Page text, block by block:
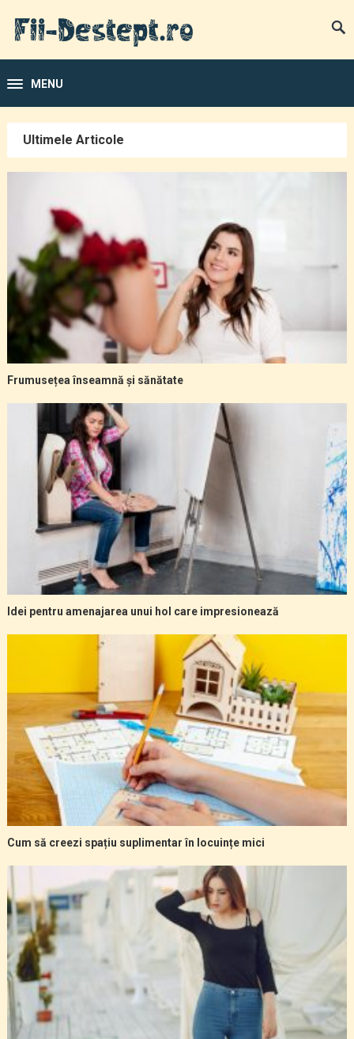
MENU
Ultimele Articole
Frumusețea înseamnă și sănătate
Idei pentru amenajarea unui hol care impresionează
Cum să creezi spațiu suplimentar în locuințe mici